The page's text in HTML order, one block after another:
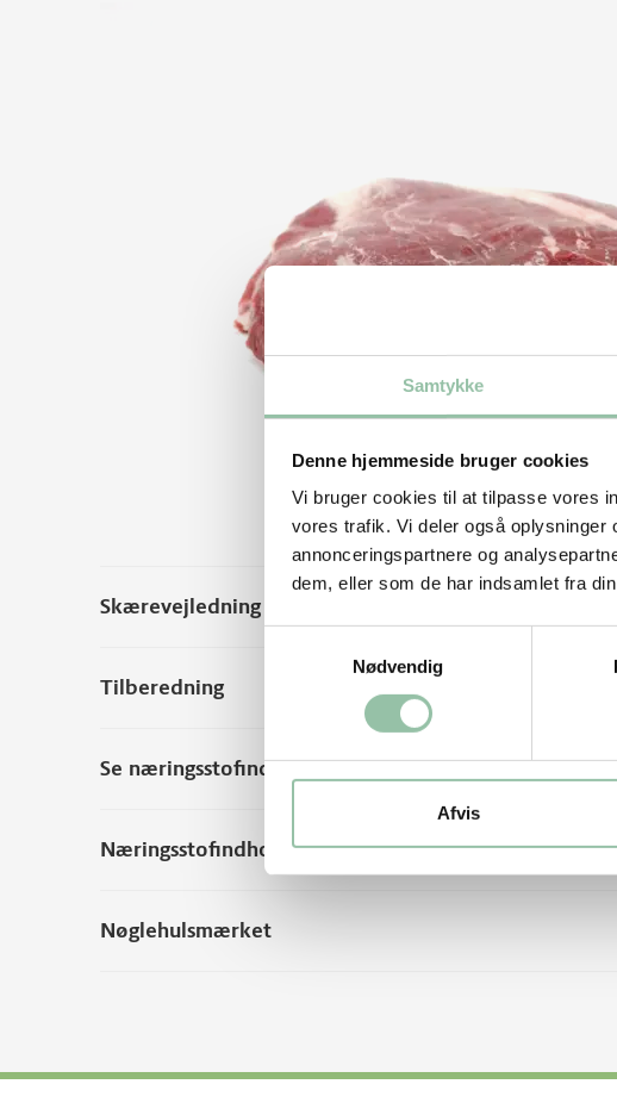
Samtykke
Denne hjemmeside bruger cookies
Vi bruger cookies til at tilpasse vores
vores trafik. Vi deler også oplysninger
annonceringspartnere og
dem, eller som de har indsamlet fra
Nødvendig
Afvis
Skærevejledning
Tilberedning
Se næringsstofindhold per 100 g rå vægt
Næringsstofindhold fra andre kilder
Nøglehulsmærket